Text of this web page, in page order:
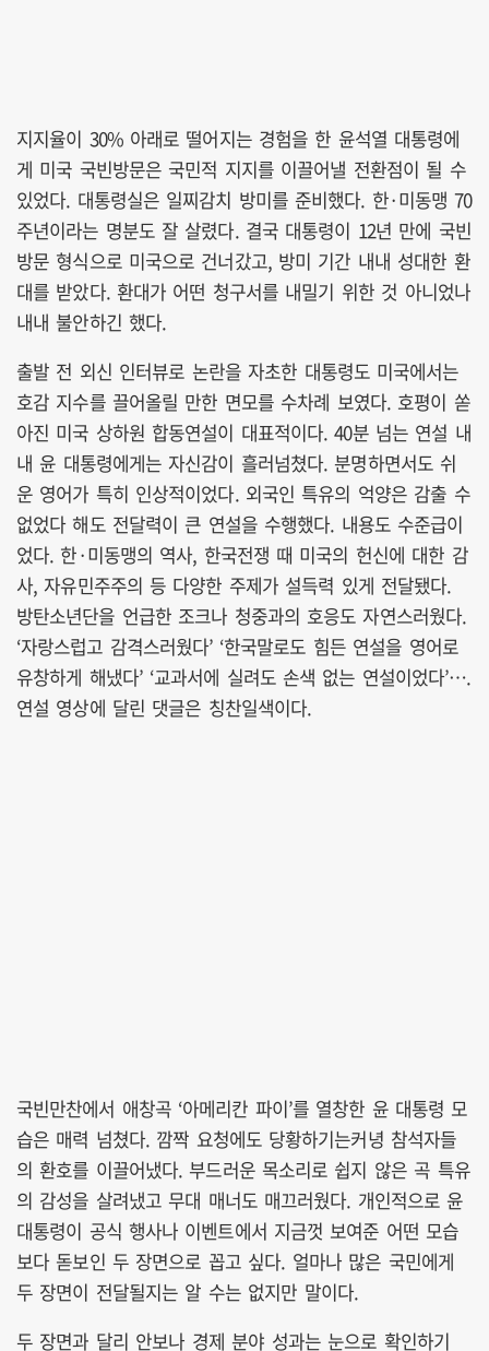
지지율이 30% 아래로 떨어지는 경험을 한 윤석열 대통령에
게 미국 국빈방문은 국민적 지지를 이끌어낼 전환점이 될 수
있었다. 대통령실은 일찌감치 방미를 준비했다. 한·미동맹 70
주년이라는 명분도 잘 살렸다. 결국 대통령이 12년 만에 국빈
방문 형식으로 미국으로 건너갔고, 방미 기간 내내 성대한 환
대를 받았다. 환대가 어떤 청구서를 내밀기 위한 것 아니었나
내내 불안하긴 했다.
출발 전 외신 인터뷰로 논란을 자초한 대통령도 미국에서는
호감 지수를 끌어올릴 만한 면모를 수차례 보였다. 호평이 쏟
아진 미국 상하원 합동연설이 대표적이다. 40분 넘는 연설 내
내 윤 대통령에게는 자신감이 흘러넘쳤다. 분명하면서도 쉬
운 영어가 특히 인상적이었다. 외국인 특유의 억양은 감출 수
없었다 해도 전달력이 큰 연설을 수행했다. 내용도 수준급이
었다. 한·미동맹의 역사, 한국전쟁 때 미국의 헌신에 대한 감
사, 자유민주주의 등 다양한 주제가 설득력 있게 전달됐다.
방탄소년단을 언급한 조크나 청중과의 호응도 자연스러웠다.
‘자랑스럽고 감격스러웠다’ ‘한국말로도 힘든 연설을 영어로
유창하게 해냈다’ ‘교과서에 실려도 손색 없는 연설이었다’….
연설 영상에 달린 댓글은 칭찬일색이다.
국빈만찬에서 애창곡 ‘아메리칸 파이’를 열창한 윤 대통령 모
습은 매력 넘쳤다. 깜짝 요청에도 당황하기는커녕 참석자들
의 환호를 이끌어냈다. 부드러운 목소리로 쉽지 않은 곡 특유
의 감성을 살려냈고 무대 매너도 매끄러웠다. 개인적으로 윤
대통령이 공식 행사나 이벤트에서 지금껏 보여준 어떤 모습
보다 돋보인 두 장면으로 꼽고 싶다. 얼마나 많은 국민에게
두 장면이 전달될지는 알 수는 없지만 말이다.
두 장면과 달리 안보나 경제 분야 성과는 눈으로 확인하기